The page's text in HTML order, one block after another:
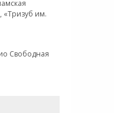
«Тризуб им.
Свободная